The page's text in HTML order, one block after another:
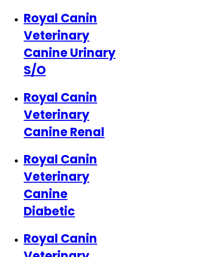
Royal Canin
Veterinary
Canine Urinary
S/O
Royal Canin
Veterinary
Canine Renal
Royal Canin
Veterinary
Canine
Diabetic
Royal Canin